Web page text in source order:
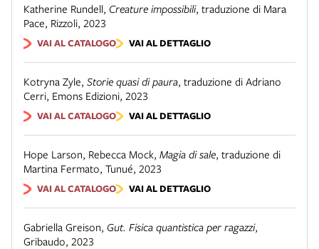
Katherine Rundell, Creature impossibili, traduzione di Mara
Pace, Rizzoli, 2023
VAI AL CATALOGO VAI AL DETTAGLIO
Kotryna Zyle, Storie quasi di paura, traduzione di Adriano
Cerri, Emons Edizioni, 2023
VAI AL CATALOGO VAI AL DETTAGLIO
Hope Larson, Rebecca Mock, Magia di sale, traduzione di
Martina Fermato, Tunué, 2023
VAI AL CATALOGO VAI AL DETTAGLIO
Gabriella Greison, Gut. Fisica quantistica per ragazzi,
Gribaudo, 2023